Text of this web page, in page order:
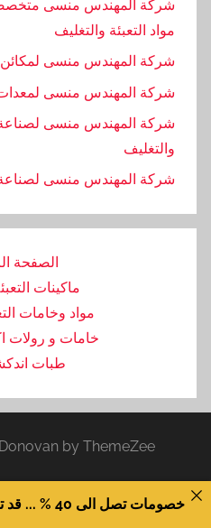
شركة المهندس منسى
مواد التعبئة والتغليف
شركة المهندس منسى لمكائن
شركة المهندس منسى لمعدات
شركة المهندس منسى لصناعة
والتغليف
‏شركة المهندس منسى لصناعة
الصفحة
ماكينات
مواد وخامات
خامات و رولات
طبات
by ThemeZee.
خصومات تصل الى 40 % ... قد توجد اخطاء .. اتصل بالمبيعات